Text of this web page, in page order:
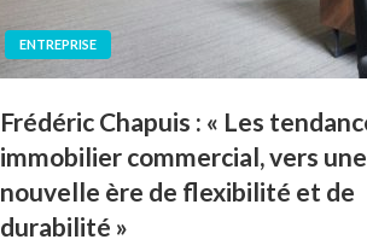
ENTREPRISE
Frédéric Chapuis : « Les
immobilier commercial, vers une
nouvelle ère de flexibilité et de
durabilité »